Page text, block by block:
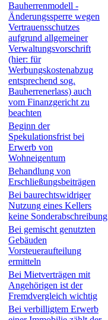
Bauherrenmodell -
Änderungssperre wegen
Vertrauensschutzes
aufgrund allgemeiner
Verwaltungsvorschrift
(hier: für
Werbungskostenabzug
entsprechend sog.
Bauherrenerlass) auch
vom Finanzgericht zu
beachten
Beginn der
Spekulationsfrist bei
Erwerb von
Wohneigentum
Behandlung von
Erschließungsbeiträgen
Bei baurechtswidriger
Nutzung eines Kellers
keine Sonderabschreibung
Bei gemischt genutzten
Gebäuden
Vorsteueraufteilung
ermitteln
Bei Mietverträgen mit
Angehörigen ist der
Fremdvergleich wichtig
Bei verbilligtem Erwerb